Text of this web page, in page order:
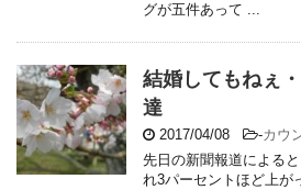
グが五件あって ...
結婚してもねぇ
達
2017/04/08 -カウ
先日の新聞報道による
れ3パーセントほど上が